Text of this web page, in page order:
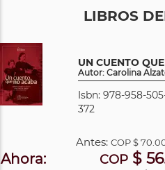
LIBROS
UN CUENTO
Autor: Carolina
Isbn: 978-958-
372
Antes:COP$
Ahora: COP $